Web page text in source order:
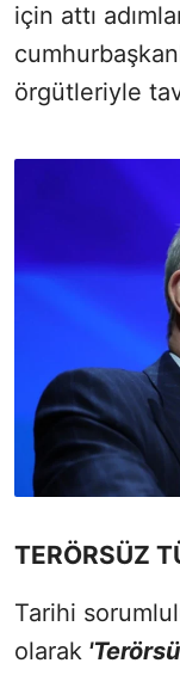
için attı
örgütleriyle
TERÖRSÜZ
Tarihi
olarak